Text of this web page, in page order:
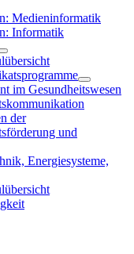
Medieninformatik
Informatik
im Gesundheitswesen
der
und
Energiesysteme,